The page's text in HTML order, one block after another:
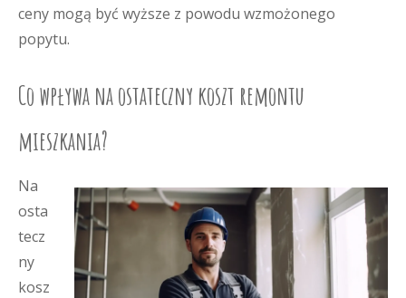
ceny mogą być wyższe z powodu wzmożonego
popytu.
Co wpływa na ostateczny koszt remontu
mieszkania?
Na
osta
tecz
ny
kosz